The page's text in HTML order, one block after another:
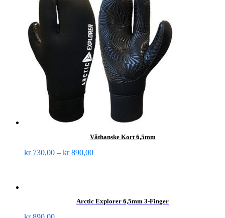
Våthanske Kort 6,5mm
kr730,00 – kr890,00
Arctic Explorer 6,5mm 3-Finger